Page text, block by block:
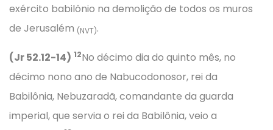
exército babilônio na demolição de todos os muros
de Jerusalém (NVT).
(Jr 52.12-14) 12No décimo dia do quinto mês, no
décimo nono ano de Nabucodonosor, rei da
Babilônia, Nebuzaradã, comandante da guarda
imperial, que servia o rei da Babilônia, veio a